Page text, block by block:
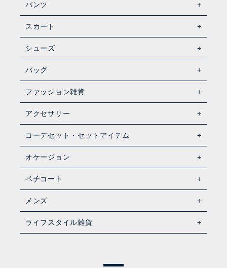
パンツ
スカート
シューズ
バッグ
ファッション雑貨
アクセサリー
コーデセット・セットアイテム
オケージョン
ペチコート
メンズ
ライフスタイル雑貨